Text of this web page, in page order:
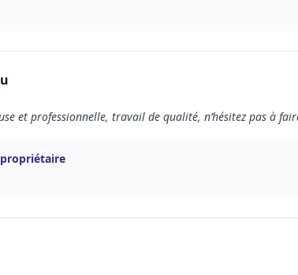
et professionnelle, travail de qualité, n’hésitez pas à